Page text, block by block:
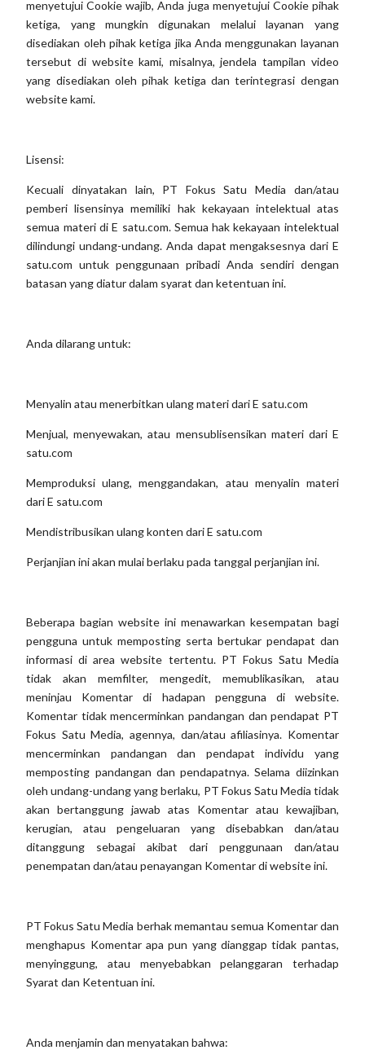
menyetujui Cookie wajib, Anda juga menyetujui Cookie pihak
ketiga, yang mungkin digunakan melalui layanan yang
disediakan oleh pihak ketiga jika Anda menggunakan layanan
tersebut di website kami, misalnya, jendela tampilan video
yang disediakan oleh pihak ketiga dan terintegrasi dengan
website kami.
Lisensi:
Kecuali dinyatakan lain, PT Fokus Satu Media dan/atau
pemberi lisensinya memiliki hak kekayaan intelektual atas
semua materi di E satu.com. Semua hak kekayaan intelektual
dilindungi undang-undang. Anda dapat mengaksesnya dari E
satu.com untuk penggunaan pribadi Anda sendiri dengan
batasan yang diatur dalam syarat dan ketentuan ini.
Anda dilarang untuk:
Menyalin atau menerbitkan ulang materi dari E satu.com
Menjual, menyewakan, atau mensublisensikan materi dari E
satu.com
Memproduksi ulang, menggandakan, atau menyalin materi
dari E satu.com
Mendistribusikan ulang konten dari E satu.com
Perjanjian ini akan mulai berlaku pada tanggal perjanjian ini.
Beberapa bagian website ini menawarkan kesempatan bagi
pengguna untuk memposting serta bertukar pendapat dan
informasi di area website tertentu. PT Fokus Satu Media
tidak akan memfilter, mengedit, memublikasikan, atau
meninjau Komentar di hadapan pengguna di website.
Komentar tidak mencerminkan pandangan dan pendapat PT
Fokus Satu Media, agennya, dan/atau afiliasinya. Komentar
mencerminkan pandangan dan pendapat individu yang
memposting pandangan dan pendapatnya. Selama diizinkan
oleh undang-undang yang berlaku, PT Fokus Satu Media tidak
akan bertanggung jawab atas Komentar atau kewajiban,
kerugian, atau pengeluaran yang disebabkan dan/atau
ditanggung sebagai akibat dari penggunaan dan/atau
penempatan dan/atau penayangan Komentar di website ini.
PT Fokus Satu Media berhak memantau semua Komentar dan
menghapus Komentar apa pun yang dianggap tidak pantas,
menyinggung, atau menyebabkan pelanggaran terhadap
Syarat dan Ketentuan ini.
Anda menjamin dan menyatakan bahwa: